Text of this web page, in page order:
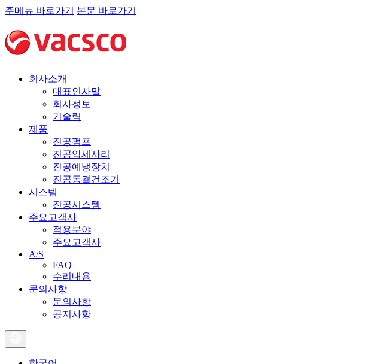
주메뉴 바로가기 본문 바로가기
회사소개
대표인사말
회사정보
기술력
제품
진공펌프
진공악세사리
진공예냉장치
진공동결건조기
시스템
진공시스템
주요고객사
적용분야
주요고객사
A/S
FAQ
수리내용
문의사항
문의사항
공지사항